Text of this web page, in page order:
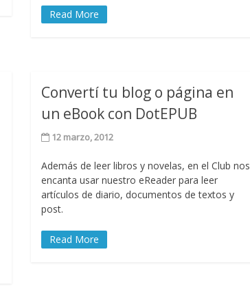
Read More
Convertí tu blog o página en
un eBook con DotEPUB
12 marzo, 2012
Además de leer libros y novelas, en el Club nos
encanta usar nuestro eReader para leer
artículos de diario, documentos de textos y
post.
Read More